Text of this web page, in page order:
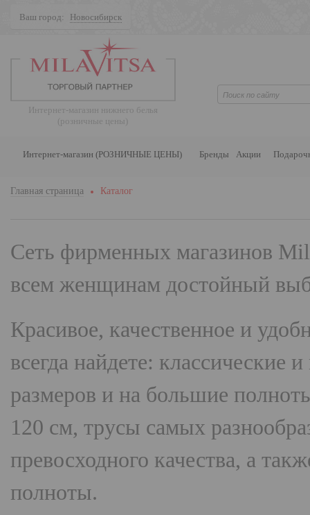
Ваш город: Новосибирск
Интернет-магазин нижнего белья
(розничные цены)
Интернет-магазин (РОЗНИЧНЫЕ ЦЕНЫ) Бренды Акции
Главная страница Каталог
Сеть фирменных магазинов
всем женщинам достойный
Красивое, качественное и
всегда найдете:
размеров и на большие
120 см, трусы самых
превосходного качества, а
полноты.